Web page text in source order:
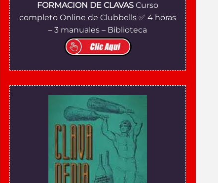
FORMACION DE CLAVAS Curso
completo Online de Clubbells ✅ 4 horas
– 3 manuales – Biblioteca